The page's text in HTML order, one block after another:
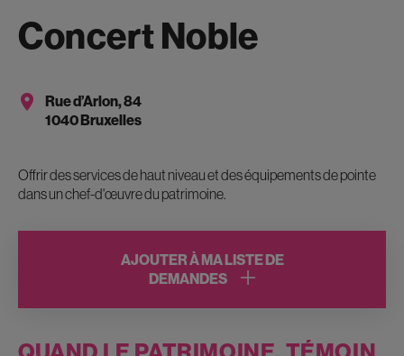
Concert Noble
Rue d’Arlon, 84
1040 Bruxelles
Offrir des services de haut niveau et des équipements de pointe
dans un chef-d'œuvre du patrimoine.
AJOUTER À MA LISTE DE
DEMANDES